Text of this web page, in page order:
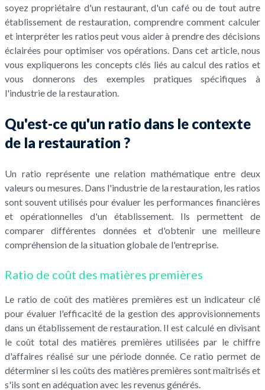
soyez propriétaire d'un restaurant, d'un café ou de tout autre
établissement de restauration, comprendre comment calculer
et interpréter les ratios peut vous aider à prendre des décisions
éclairées pour optimiser vos opérations. Dans cet article, nous
vous expliquerons les concepts clés liés au calcul des ratios et
vous donnerons des exemples pratiques spécifiques à
l'industrie de la restauration.
Qu'est-ce qu'un ratio dans le contexte
de la restauration ?
Un ratio représente une relation mathématique entre deux
valeurs ou mesures. Dans l'industrie de la restauration, les ratios
sont souvent utilisés pour évaluer les performances financières
et opérationnelles d'un établissement. Ils permettent de
comparer différentes données et d'obtenir une meilleure
compréhension de la situation globale de l'entreprise.
Ratio de coût des matières premières
Le ratio de coût des matières premières est un indicateur clé
pour évaluer l'efficacité de la gestion des approvisionnements
dans un établissement de restauration. Il est calculé en divisant
le coût total des matières premières utilisées par le chiffre
d'affaires réalisé sur une période donnée. Ce ratio permet de
déterminer si les coûts des matières premières sont maîtrisés et
s'ils sont en adéquation avec les revenus générés.